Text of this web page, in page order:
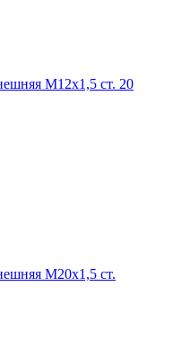
М12х1,5 ст. 20
М20х1,5 ст.